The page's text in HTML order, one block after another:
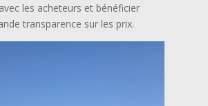
les acheteurs et bénéficier
transparence sur les prix.